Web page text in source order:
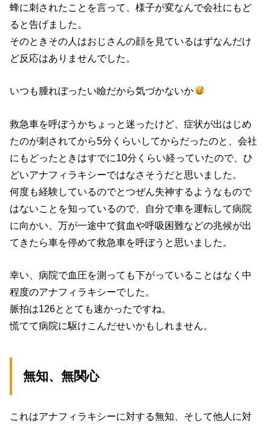
蜂に刺されたことを言って、様子が変なんで会社にもど
ると告げました。
そのときその人はおじさんの顔を見ているはずなんだけ
ど反応はありませんでした。
いつも腫れぼったい瞼だから気づかないか
救急車を呼ぼうかちょっと迷ったけど、症状が出はじめ
たのが刺されてから5分くらいしてからだったのと、会社
にもどったときはすでに10分くらい経っていたので、ひ
どいアナフィラキシーではなさそうだと思いました。
何度も経験しているのでとつぜん失神するようなもので
はないことを知っているので、自分で車を運転して病院
に向かい、万が一途中で貧血や呼吸困難などの兆候が出
てきたら車を停めて救急車を呼ぼうと思いました。
幸い、病院で血圧を測っても下がっていることはなく中
程度のアナフィラキシーでした。
脈拍は126ととても速かったですね。
慌てて病院に駆けこんだせいかもしれません。
無知、無関心
これはアナフィラキシーに対する無知、そして他人に対